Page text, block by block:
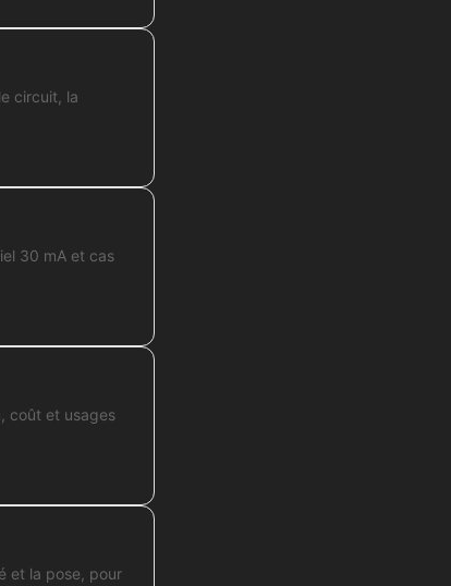
circuit, la
30 mA et cas
coût et usages
et la pose, pour